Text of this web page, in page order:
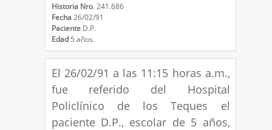
Historia Nro. 241.686
Fecha26/02/91
Paciente D.P.
Edad 5 años.
El 26/02/91 a las 11:15 horas a.m.,
fue referido del Hospital
Policlínico de los Teques el
paciente D.P., escolar de 5 años,